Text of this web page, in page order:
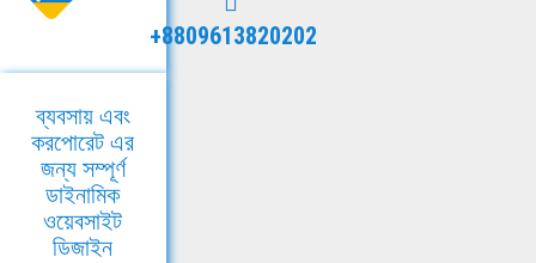
+8809613820202
ব্যবসায় এবং
করপোরেট এর
জন্য সম্পূর্ণ
ডাইনামিক
ওয়েবসাইট
ডিজাইন